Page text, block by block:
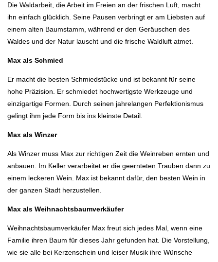
Die Waldarbeit, die Arbeit im Freien an der frischen Luft, macht
ihn einfach glücklich. Seine Pausen verbringt er am Liebsten auf
einem alten Baumstamm, während er den Geräuschen des
Waldes und der Natur lauscht und die frische Waldluft atmet.
Max als Schmied
Er macht die besten Schmiedstücke und ist bekannt für seine
hohe Präzision. Er schmiedet hochwertigste Werkzeuge und
einzigartige Formen. Durch seinen jahrelangen Perfektionismus
gelingt ihm jede Form bis ins kleinste Detail.
Max als Winzer
Als Winzer muss Max zur richtigen Zeit die Weinreben ernten und
anbauen. Im Keller verarbeitet er die geernteten Trauben dann zu
einem leckeren Wein. Max ist bekannt dafür, den besten Wein in
der ganzen Stadt herzustellen.
Max als Weihnachtsbaumverkäufer
Weihnachtsbaumverkäufer Max freut sich jedes Mal, wenn eine
Familie ihren Baum für dieses Jahr gefunden hat. Die Vorstellung,
wie sie alle bei Kerzenschein und leiser Musik ihre Wünsche